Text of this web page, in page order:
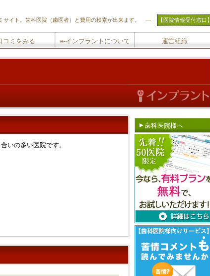
サイト。歯科医院（歯医者）と費用の検索が出来ます。 ― 【医院情報受付窓口】
コミをみる e-インプラントについて 運営組織
いの多い医院です。
歯科医院様へ